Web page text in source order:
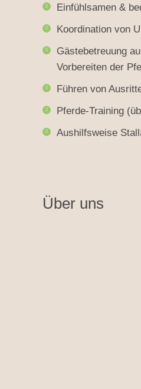
Einfühlsamen &
Koordination von
Gästebetreuung
Vorbereiten der
Führen von
Pferde-Training
Aushilfsweise
Über uns